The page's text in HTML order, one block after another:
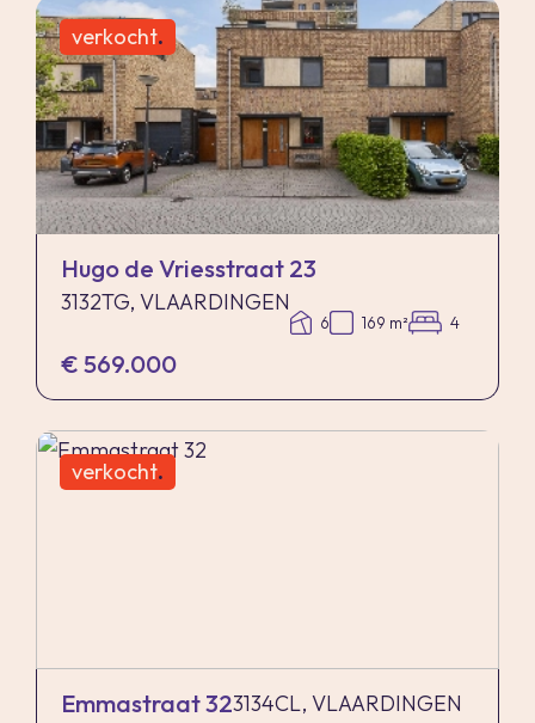
verkocht.
Hugo de Vriesstraat 23
3132TG, VLAARDINGEN
6 169 m² 4
€ 569.000
verkocht.
Emmastraat 323134CL, VLAARDINGEN